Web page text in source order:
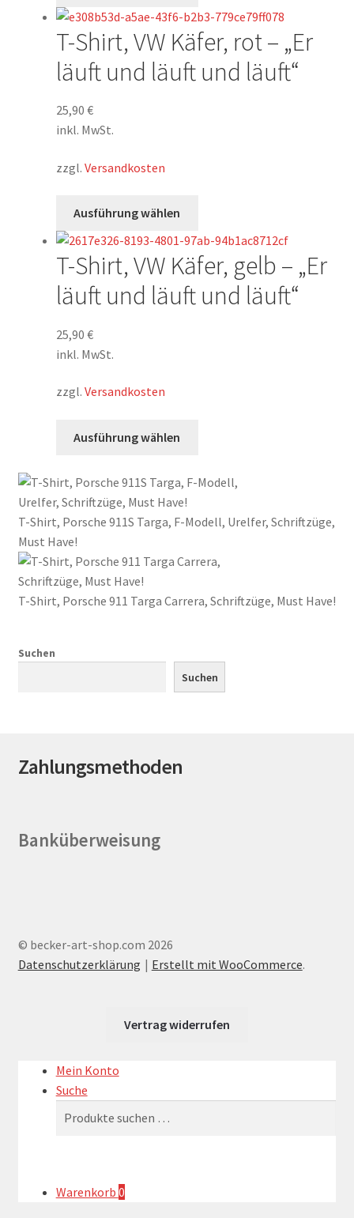
weist
mehrere
Varianten
auf.
werden
T-Shirt, VW Käfer, rot – „Er
läuft und läuft und läuft“
25,90 €
inkl. MwSt.
zzgl. Versandkosten
Ausführung wählen
weist
mehrere
Varianten
auf.
T-Shirt, VW Käfer, gelb – „Er
läuft und läuft und läuft“
25,90 €
inkl. MwSt.
zzgl. Versandkosten
Ausführung wählen
mehrere
auf.
Optionen
auf
gewählt
werden
T-Shirt, Porsche 911S Targa, F-Modell, Urelfer, Schriftzüge,
Must Have!
T-Shirt, Porsche 911 Targa Carrera, Schriftzüge, Must Have!
Suchen
Suchen
Zahlungsmethoden
Banküberweisung
© becker-art-shop.com 2026
Datenschutzerklärung
Erstellt mit WooCommerce.
Vertrag widerrufen
Mein Konto
Suche
Warenkorb 0